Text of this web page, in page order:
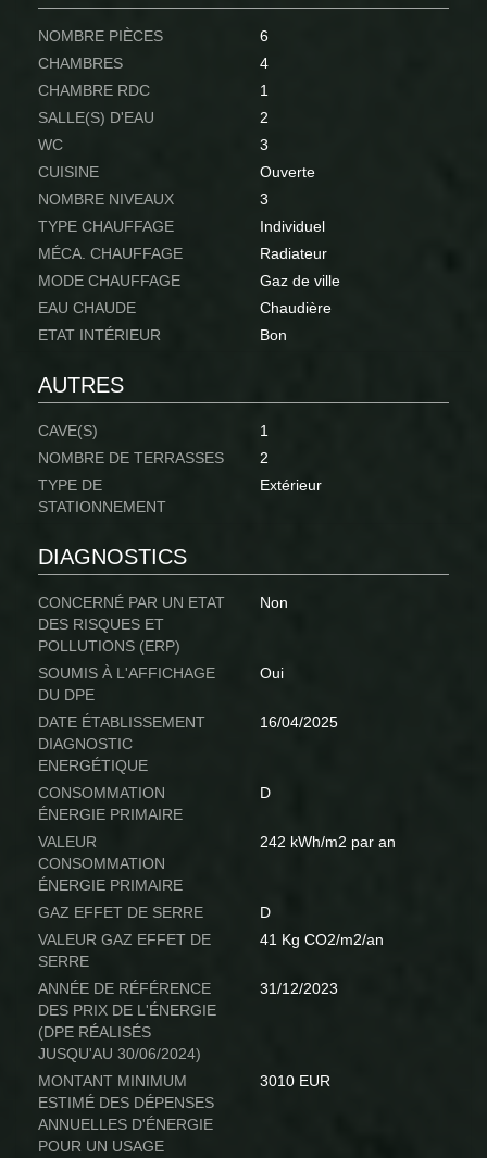
NOMBRE PIÈCES
6
CHAMBRES
4
CHAMBRE RDC
1
SALLE(S) D'EAU
2
WC
3
CUISINE
Ouverte
NOMBRE NIVEAUX
3
TYPE CHAUFFAGE
Individuel
MÉCA. CHAUFFAGE
Radiateur
MODE CHAUFFAGE
Gaz de ville
EAU CHAUDE
Chaudière
ETAT INTÉRIEUR
Bon
AUTRES
CAVE(S)
1
NOMBRE DE TERRASSES
2
TYPE DE
STATIONNEMENT
Extérieur
DIAGNOSTICS
CONCERNÉ PAR UN ETAT
DES RISQUES ET
POLLUTIONS (ERP)
Non
SOUMIS À L'AFFICHAGE
DU DPE
Oui
DATE ÉTABLISSEMENT
DIAGNOSTIC
ENERGÉTIQUE
16/04/2025
CONSOMMATION
ÉNERGIE PRIMAIRE
D
VALEUR
CONSOMMATION
ÉNERGIE PRIMAIRE
242 kWh/m2 par an
GAZ EFFET DE SERRE
D
VALEUR GAZ EFFET DE
SERRE
41 Kg CO2/m2/an
ANNÉE DE RÉFÉRENCE
DES PRIX DE L'ÉNERGIE
(DPE RÉALISÉS
JUSQU'AU 30/06/2024)
31/12/2023
MONTANT MINIMUM
ESTIMÉ DES DÉPENSES
ANNUELLES D'ÉNERGIE
POUR UN USAGE
3010 EUR